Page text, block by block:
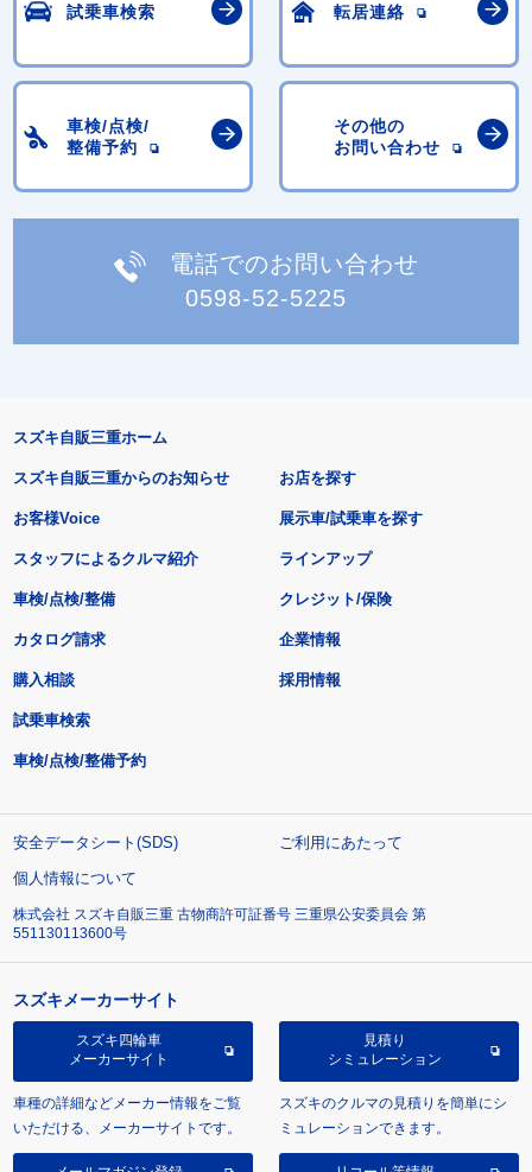
試乗車検索 転居連絡
車検/点検/
整備予約
その他の
お問い合わせ
電話でのお問い合わせ
0598-52-5225
スズキ自販三重ホーム
スズキ自販三重からのお知らせ
お客様Voice
スタッフによるクルマ紹介
お店を探す
展示車/試乗車を探す
ラインアップ
車検/点検/整備 クレジット/保険
カタログ請求
購入相談
試乗車検索
車検/点検/整備予約
企業情報
採用情報
安全データシート(SDS)
ご利用にあたって
個人情報について
株式会社 スズキ自販三重 古物商許可証番号 三重県公安委員会 第
551130113600号
スズキメーカーサイト
スズキ四輪車
メーカーサイト
車種の詳細などメーカー情報をご覧
いただける、メーカーサイトです。
見積り
シミュレーション
スズキのクルマの見積りを簡単にシ
ミュレーションできます。